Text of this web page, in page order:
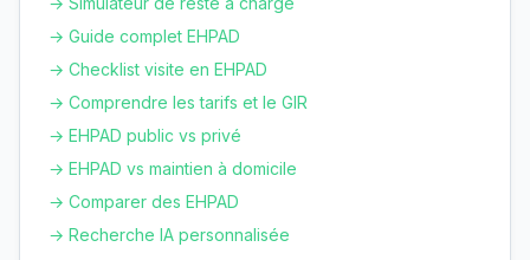
→ Guide complet EHPAD
→ Checklist visite en EHPAD
→ Comprendre les tarifs et le GIR
→ EHPAD public vs privé
→ EHPAD vs maintien à domicile
→ Comparer des EHPAD
→ Recherche IA personnalisée